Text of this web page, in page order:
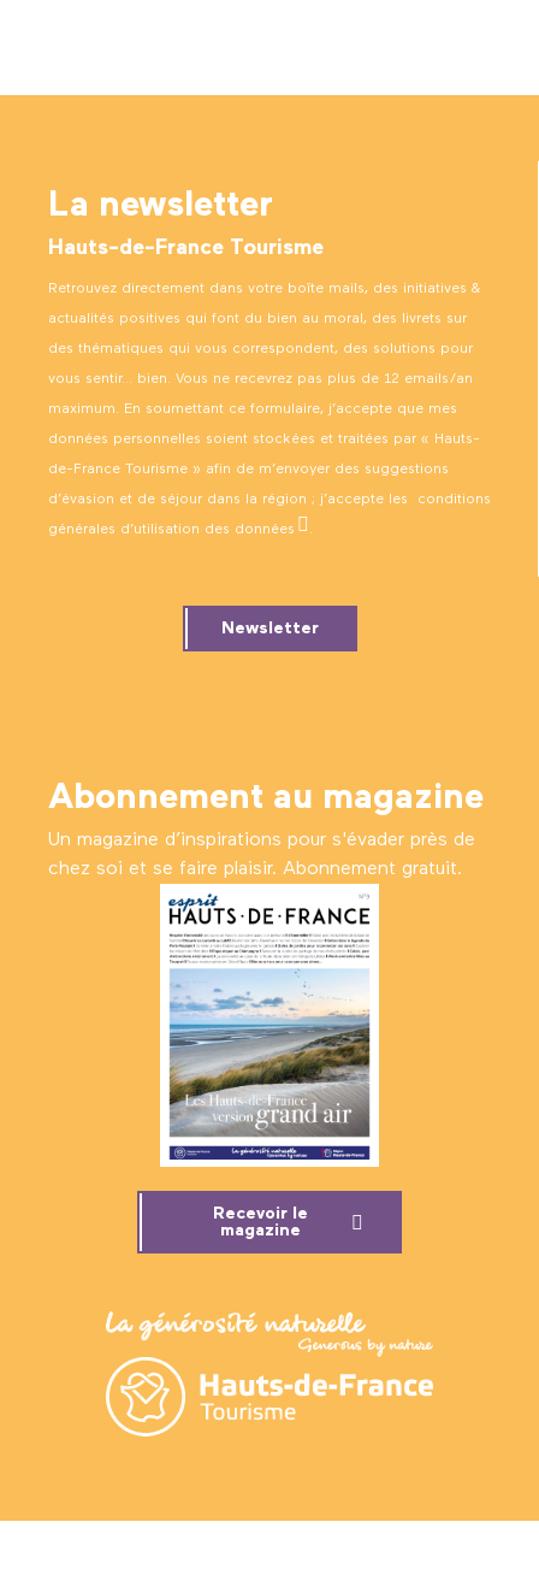
La newsletter
Hauts-de-France Tourisme
Retrouvez directement dans votre boîte mails, des initiatives &
actualités positives qui font du bien au moral, des livrets sur
des thématiques qui vous correspondent, des solutions pour
vous sentir… bien. Vous ne recevrez pas plus de 12 emails/an
maximum. En soumettant ce formulaire, j’accepte que mes
données personnelles soient stockées et traitées par « Hauts-
de-France Tourisme » afin de m’envoyer des suggestions
d’évasion et de séjour dans la région ; j’accepte les conditions
générales d’utilisation des données .
Newsletter
Abonnement au magazine
Un magazine d’inspirations pour s'évader près de
chez soi et se faire plaisir. Abonnement gratuit.
Recevoir le
magazine